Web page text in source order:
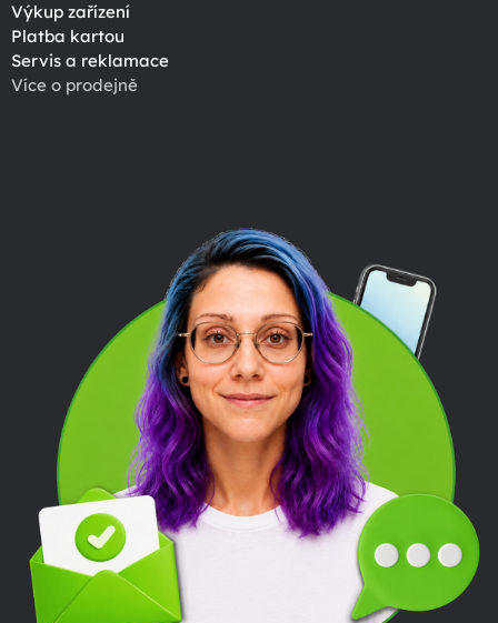
Výkup zařízení
Platba kartou
Servis a reklamace
Více o prodejně